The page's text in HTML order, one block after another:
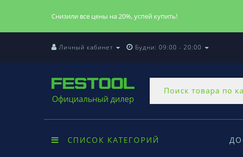
Снизили все цены на 20%, успей купить!
Личный кабинет Будни: 09:00 - 20:00
Официальный дилер
СПИСОК КАТЕГОРИЙ